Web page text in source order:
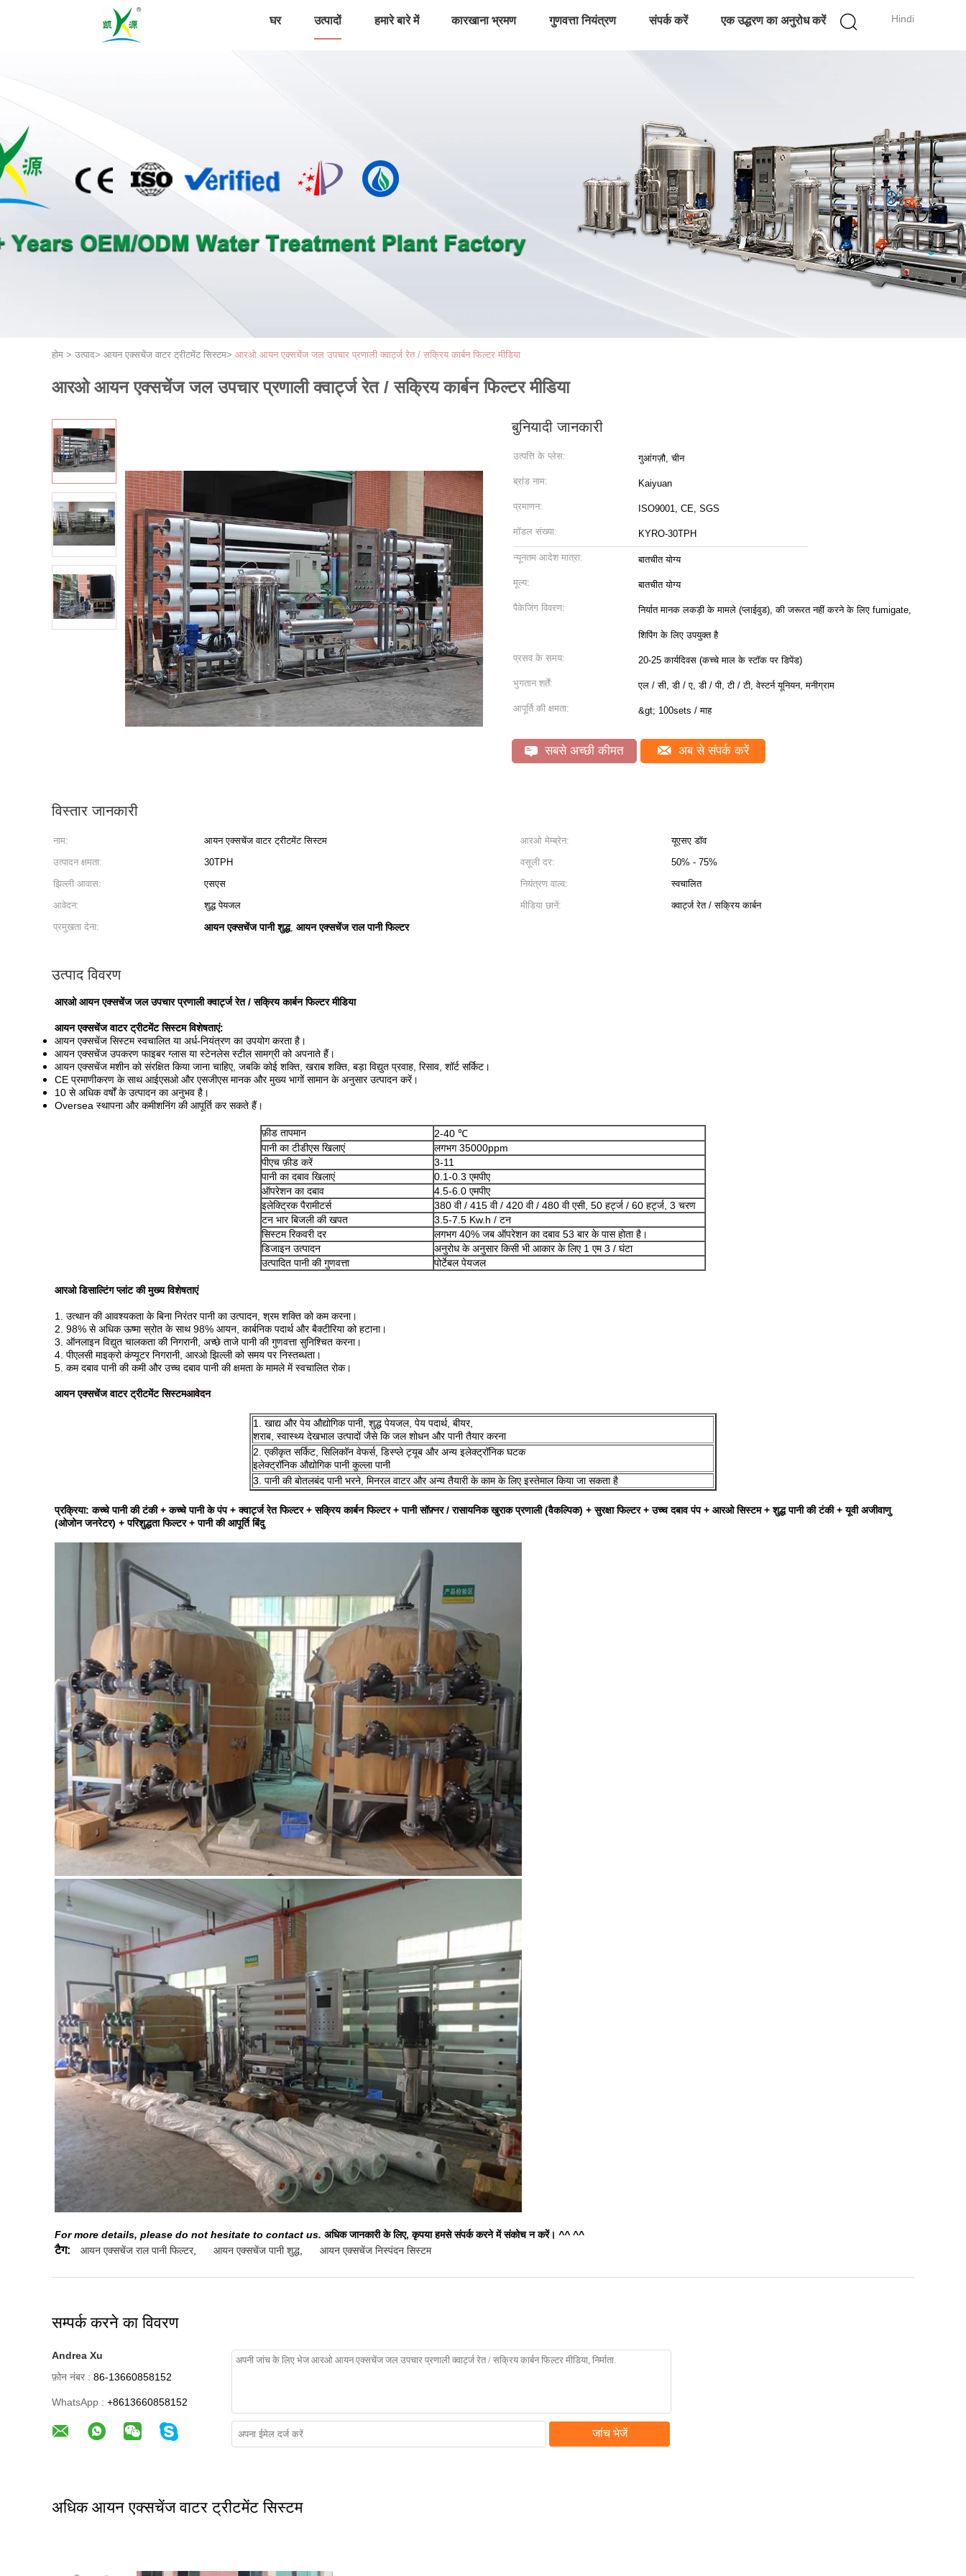
Hindi
घर उत्पादों हमारे बारे में कारखाना भ्रमण गुणवत्ता नियंत्रण संपर्क करें एक उद्धरण का अनुरोध करें
होम > उत्पाद> आयन एक्सचेंज वाटर ट्रीटमेंट सिस्टम> आरओ आयन एक्सचेंज जल उपचार प्रणाली क्वार्ट्ज रेत / सक्रिय कार्बन फिल्टर मीडिया
आरओ आयन एक्सचेंज जल उपचार प्रणाली क्वार्ट्ज रेत / सक्रिय कार्बन फिल्टर मीडिया
बुनियादी जानकारी
उत्पत्ति के प्लेस: गुआंगज़ौ, चीन
ब्रांड नाम: Kaiyuan
प्रमाणन: ISO9001, CE, SGS
मॉडल संख्या: KYRO-30TPH
न्यूनतम आदेश मात्रा: बातचीत योग्य
मूल्य: बातचीत योग्य
पैकेजिंग विवरण: निर्यात मानक लकड़ी के मामले (प्लाईवुड), की जरूरत नहीं करने के लिए fumigate,
शिपिंग के लिए उपयुक्त है
प्रसव के समय: 20-25 कार्यदिवस (कच्चे माल के स्टॉक पर डिपेंड)
भुगतान शर्तें: एल / सी, डी / ए, डी / पी, टी / टी, वेस्टर्न यूनियन, मनीग्राम
आपूर्ति की क्षमता: &gt; 100sets / माह
सबसे अच्छी कीमत अब से संपर्क करें
विस्तार जानकारी
नाम: आयन एक्सचेंज वाटर ट्रीटमेंट सिस्टम आरओ मेम्ब्रेन:
यूएसए डॉव
उत्पादन क्षमता:
30TPH वसूली दर:
50% - 75%
झिल्ली आवास:
एसएस नियंत्रण वाल्व:
स्वचालित
आवेदन:
शुद्ध पेयजल मीडिया छानें:
क्वार्ट्ज रेत / सक्रिय कार्बन
प्रमुखता देना:
आयन एक्सचेंज पानी शुद्ध, आयन एक्सचेंज राल पानी फिल्टर
उत्पाद विवरण
आरओ आयन एक्सचेंज जल उपचार प्रणाली क्वार्ट्ज रेत / सक्रिय कार्बन फिल्टर मीडिया
आयन एक्सचेंज वाटर ट्रीटमेंट सिस्टम विशेषताएं:
आयन एक्सचेंज सिस्टम स्वचालित या अर्ध-नियंत्रण का उपयोग करता है।
आयन एक्सचेंज उपकरण फाइबर ग्लास या स्टेनलेस स्टील सामग्री को अपनाते हैं।
आयन एक्सचेंज मशीन को संरक्षित किया जाना चाहिए, जबकि कोई शक्ति, खराब शक्ति, बड़ा विद्युत प्रवाह, रिसाव, शॉर्ट सर्किट।
CE प्रमाणीकरण के साथ आईएसओ और एसजीएस मानक और मुख्य भागों सामान के अनुसार उत्पादन करें।
10 से अधिक वर्षों के उत्पादन का अनुभव है।
Oversea स्थापना और कमीशनिंग की आपूर्ति कर सकते हैं।
फ़ीड तापमान
2-40 ℃
पानी का टीडीएस खिलाएं
लगभग 35000ppm
पीएच फ़ीड करें
3-11
पानी का दबाव खिलाएं
0.1-0.3 एमपीए
ऑपरेशन का दबाव
4.5-6.0 एमपीए
इलेक्ट्रिक पैरामीटर्स
380 वी / 415 वी / 420 वी / 480 वी एसी, 50 हर्ट्ज / 60 हर्ट्ज, 3 चरण
टन भार बिजली की खपत
3.5-7.5 Kw.h / टन
सिस्टम रिकवरी दर
लगभग 40% जब ऑपरेशन का दबाव 53 बार के पास होता है।
डिजाइन उत्पादन
अनुरोध के अनुसार किसी भी आकार के लिए 1 एम 3 / घंटा
उत्पादित पानी की गुणवत्ता
पोर्टेबल पेयजल
आरओ डिसाल्टिंग प्लांट की मुख्य विशेषताएं
1. उत्थान की आवश्यकता के बिना निरंतर पानी का उत्पादन, श्रम शक्ति को कम करना।
2. 98% से अधिक ऊष्मा स्रोत के साथ 98% आयन, कार्बनिक पदार्थ और बैक्टीरिया को हटाना।
3. ऑनलाइन विद्युत चालकता की निगरानी, ​​अच्छे ताजे पानी की गुणवत्ता सुनिश्चित करना।
4. पीएलसी माइक्रो कंप्यूटर निगरानी, ​​आरओ झिल्ली को समय पर निस्तब्धता।
5. कम दबाव पानी की कमी और उच्च दबाव पानी की क्षमता के मामले में स्वचालित रोक।
आयन एक्सचेंज वाटर ट्रीटमेंट सिस्टमआवेदन
1. खाद्य और पेय औद्योगिक पानी, शुद्ध पेयजल, पेय पदार्थ, बीयर,
शराब, स्वास्थ्य देखभाल उत्पादों जैसे कि जल शोधन और पानी तैयार करना
2. एकीकृत सर्किट, सिलिकॉन वेफर्स, डिस्प्ले ट्यूब और अन्य इलेक्ट्रॉनिक घटक
इलेक्ट्रॉनिक औद्योगिक पानी कुल्ला पानी
3. पानी की बोतलबंद पानी भरने, मिनरल वाटर और अन्य तैयारी के काम के लिए इस्तेमाल किया जा सकता है
प्रक्रिया: कच्चे पानी की टंकी + कच्चे पानी के पंप + क्वार्ट्ज रेत फिल्टर + सक्रिय कार्बन फिल्टर + पानी सॉफ़्नर / रासायनिक खुराक प्रणाली (वैकल्पिक) + सुरक्षा फिल्टर + उच्च दबाव पंप + आरओ सिस्टम + शुद्ध पानी की टंकी + यूवी अजीवाणु
(ओजोन जनरेटर) + परिशुद्धता फिल्टर + पानी की आपूर्ति बिंदु
For more details, please do not hesitate to contact us. अधिक जानकारी के लिए, कृपया हमसे संपर्क करने में संकोच न करें। ^^ ^^
टैग: आयन एक्सचेंज राल पानी फिल्टर, आयन एक्सचेंज पानी शुद्ध आयन एक्सचेंज निस्पंदन सिस्टम
सम्पर्क करने का विवरण
Andrea Xu
फ़ोन नंबर : 86-13660858152
WhatsApp : +8613660858152
जांच भेजें
अधिक आयन एक्सचेंज वाटर ट्रीटमेंट सिस्टम